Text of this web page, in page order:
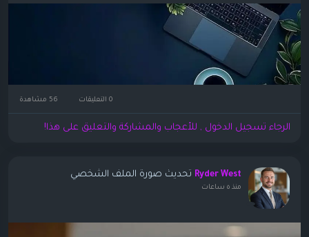
0 التعليقات
الرجاء تسجيل الدخول , للأعجاب والمشاركة والتعليق على هذا!
Ryder West تحديث صورة الملف الشخصي
منذ ٥ ساعات